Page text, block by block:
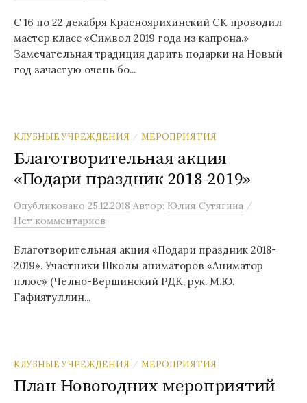
С 16 по 22 декабря Красноярихинский СК проводил
мастер класс «Символ 2019 года из капрона.»
Замечательная традиция дарить подарки на Новый
год зачастую очень бо...
КЛУБНЫЕ УЧРЕЖДЕНИЯ / МЕРОПРИЯТИЯ
Благотворительная акция
«Подари праздник 2018-2019»
Опубликовано 25.12.2018 Автор: Юлия Сутягина /
Нет комментариев
Благотворительная акция «Подари праздник 2018-
2019». Участники Школы аниматоров «Аниматор
плюс» (Челно-Вершинский РДК, рук. М.Ю.
Гафиятуллин...
КЛУБНЫЕ УЧРЕЖДЕНИЯ / МЕРОПРИЯТИЯ
План Новогодних мероприятий